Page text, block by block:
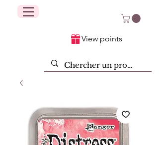
View points